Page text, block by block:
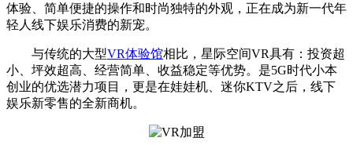
体验、简单便捷的操作和时尚独特的外观，正在成为新一代年
轻人线下娱乐消费的新宠。
与传统的大型VR体验馆相比，星际空间VR具有：投资超
小、坪效超高、经营简单、收益稳定等优势。是5G时代小本
创业的优选潜力项目，更是在娃娃机、迷你KTV之后，线下
娱乐新零售的全新商机。